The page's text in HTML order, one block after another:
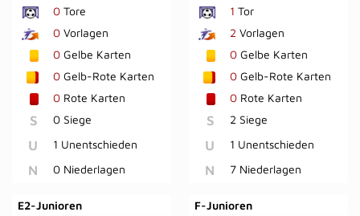
0 Tore
0 Vorlagen
0 Gelbe Karten
0 Gelb-Rote Karten
0 Rote Karten
S 0 Siege
U 1 Unentschieden
N 0 Niederlagen
1 Tor
2 Vorlagen
0Gelbe Karten
0Gelb-Rote Karten
0Rote Karten
S 2 Siege
U 1 Unentschieden
N 7 Niederlagen
E2-Junioren
F-Junioren